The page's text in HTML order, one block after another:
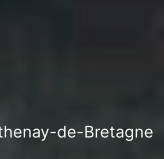
de-Bretagne